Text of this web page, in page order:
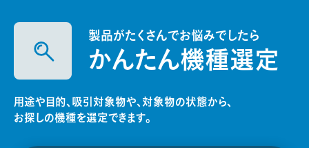
製品がたくさんでお悩みでしたら
かんたん機種選定
用途や目的、吸引対象物や、対象物の状態から、
お探しの機種を選定できます。